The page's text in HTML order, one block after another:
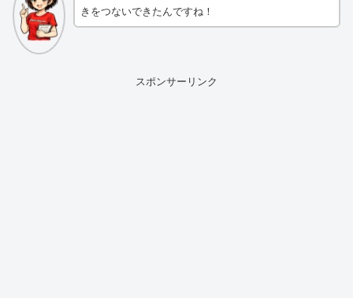
きをつないできたんですね！
スポンサーリンク